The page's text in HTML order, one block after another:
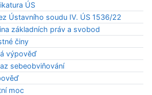
ÚS
Ústavního soudu IV. ÚS 1536/22
základních práv a svobod
činy
výpověď
sebeobviňování
moc